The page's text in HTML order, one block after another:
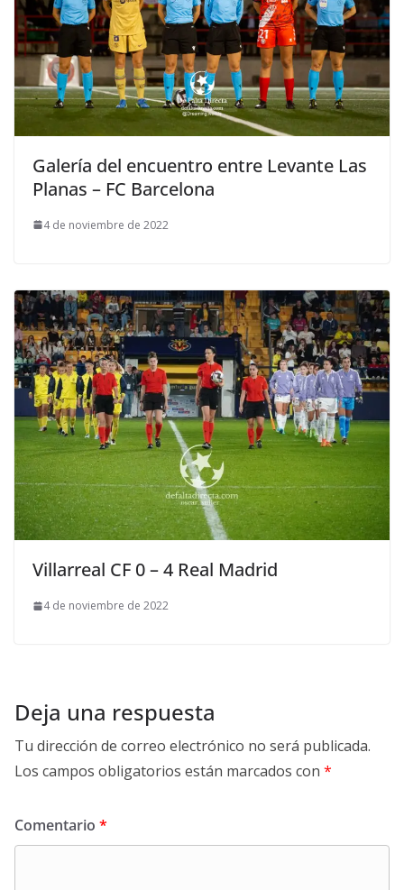
Galería del encuentro entre Levante Las
Planas – FC Barcelona
4 de noviembre de 2022
Villarreal CF 0 – 4 Real Madrid
4 de noviembre de 2022
Deja una respuesta
Tu dirección de correo electrónico no será publicada.
Los campos obligatorios están marcados con *
Comentario *